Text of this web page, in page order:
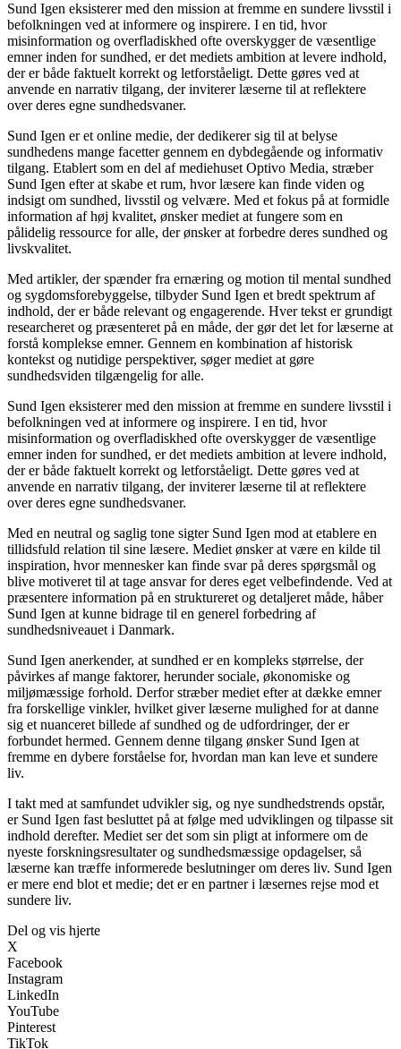
Sund Igen eksisterer med den mission at fremme en sundere livsstil i
befolkningen ved at informere og inspirere. I en tid, hvor
misinformation og overfladiskhed ofte overskygger de væsentlige
emner inden for sundhed, er det mediets ambition at levere indhold,
der er både faktuelt korrekt og letforståeligt. Dette gøres ved at
anvende en narrativ tilgang, der inviterer læserne til at reflektere
over deres egne sundhedsvaner.
Sund Igen er et online medie, der dedikerer sig til at belyse
sundhedens mange facetter gennem en dybdegående og informativ
tilgang. Etablert som en del af mediehuset Optivo Media, stræber
Sund Igen efter at skabe et rum, hvor læsere kan finde viden og
indsigt om sundhed, livsstil og velvære. Med et fokus på at formidle
information af høj kvalitet, ønsker mediet at fungere som en
pålidelig ressource for alle, der ønsker at forbedre deres sundhed og
livskvalitet.
Med artikler, der spænder fra ernæring og motion til mental sundhed
og sygdomsforebyggelse, tilbyder Sund Igen et bredt spektrum af
indhold, der er både relevant og engagerende. Hver tekst er grundigt
researcheret og præsenteret på en måde, der gør det let for læserne at
forstå komplekse emner. Gennem en kombination af historisk
kontekst og nutidige perspektiver, søger mediet at gøre
sundhedsviden tilgængelig for alle.
Sund Igen eksisterer med den mission at fremme en sundere livsstil i
befolkningen ved at informere og inspirere. I en tid, hvor
misinformation og overfladiskhed ofte overskygger de væsentlige
emner inden for sundhed, er det mediets ambition at levere indhold,
der er både faktuelt korrekt og letforståeligt. Dette gøres ved at
anvende en narrativ tilgang, der inviterer læserne til at reflektere
over deres egne sundhedsvaner.
Med en neutral og saglig tone sigter Sund Igen mod at etablere en
tillidsfuld relation til sine læsere. Mediet ønsker at være en kilde til
inspiration, hvor mennesker kan finde svar på deres spørgsmål og
blive motiveret til at tage ansvar for deres eget velbefindende. Ved at
præsentere information på en struktureret og detaljeret måde, håber
Sund Igen at kunne bidrage til en generel forbedring af
sundhedsniveauet i Danmark.
Sund Igen anerkender, at sundhed er en kompleks størrelse, der
påvirkes af mange faktorer, herunder sociale, økonomiske og
miljømæssige forhold. Derfor stræber mediet efter at dække emner
fra forskellige vinkler, hvilket giver læserne mulighed for at danne
sig et nuanceret billede af sundhed og de udfordringer, der er
forbundet hermed. Gennem denne tilgang ønsker Sund Igen at
fremme en dybere forståelse for, hvordan man kan leve et sundere
liv.
I takt med at samfundet udvikler sig, og nye sundhedstrends opstår,
er Sund Igen fast besluttet på at følge med udviklingen og tilpasse sit
indhold derefter. Mediet ser det som sin pligt at informere om de
nyeste forskningsresultater og sundhedsmæssige opdagelser, så
læserne kan træffe informerede beslutninger om deres liv. Sund Igen
er mere end blot et medie; det er en partner i læsernes rejse mod et
sundere liv.
Del og vis hjerte
X
Facebook
Instagram
LinkedIn
YouTube
Pinterest
TikTok